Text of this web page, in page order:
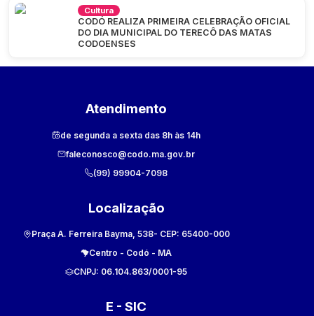
Cultura
CODÓ REALIZA PRIMEIRA CELEBRAÇÃO OFICIAL
DO DIA MUNICIPAL DO TERECÔ DAS MATAS
CODOENSES
Atendimento
de segunda a sexta das 8h às 14h
faleconosco@codo.ma.gov.br
(99) 99904-7098
Localização
Praça A. Ferreira Bayma, 538- CEP: 65400-000
Centro - Codó - MA
CNPJ: 06.104.863/0001-95
E - SIC